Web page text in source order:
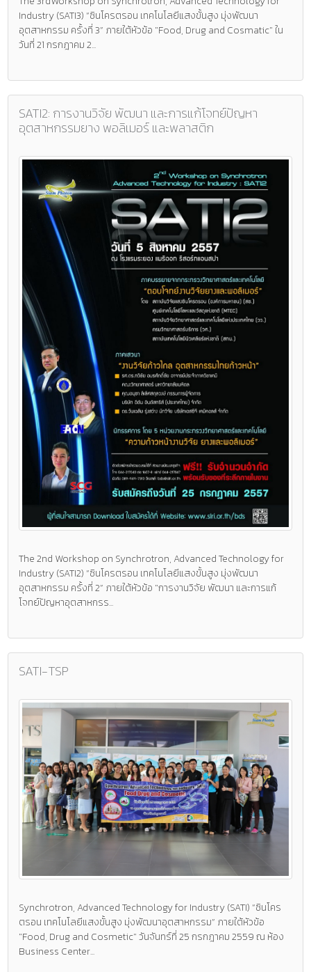
Industry (SATI3) “ซินโครตรอน เทคโนโลยีแสงขั้นสูง มุ่งพัฒนา
อุตสาหกรรม ครั้งที่ 3” ภายใต้หัวข้อ "Food, Drug and Cosmatic" ใน
วันที่ 21 กรกฎาคม 2...
SATI2: การงานวิจัย พัฒนา และการแก้โจทย์ปัญหา
อุตสาหกรรมยาง พอลิเมอร์ และพลาสติก
The 2nd Workshop on Synchrotron, Advanced Technology for
Industry (SATI2) “ซินโครตรอน เทคโนโลยีแสงขั้นสูง มุ่งพัฒนา
อุตสาหกรรม ครั้งที่ 2” ภายใต้หัวข้อ "การงานวิจัย พัฒนา และการแก้
โจทย์ปัญหาอุตสาหกรร...
SATI-TSP
Synchrotron, Advanced Technology for Industry (SATI) “ซินโคร
ตรอน เทคโนโลยีแสงขั้นสูง มุ่งพัฒนาอุตสาหกรรม” ภายใต้หัวข้อ
"Food, Drug and Cosmetic" วันจันทร์ที่ 25 กรกฎาคม 2559 ณ ห้อง
Business Center...